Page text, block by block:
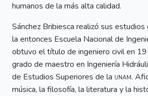
humanos de la más alta calidad.
Sánchez Bribiesca realizó sus estudios
la entonces Escuela Nacional de
obtuvo el título de ingeniero civil en
grado de maestro en Ingeniería
de Estudios Superiores de la unam.
música, la filosofía, la literatura y la